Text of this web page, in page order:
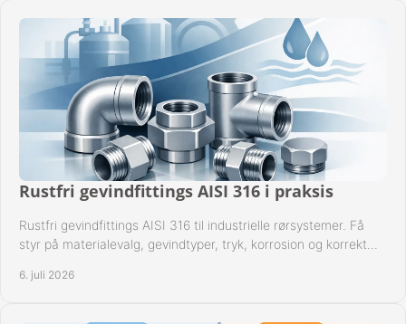
Rustfri gevindfittings AISI 316 i praksis
Rustfri gevindfittings AISI 316 til industrielle rørsystemer. Få
styr på materialevalg, gevindtyper, tryk, korrosion og korrekt
6. juli 2026